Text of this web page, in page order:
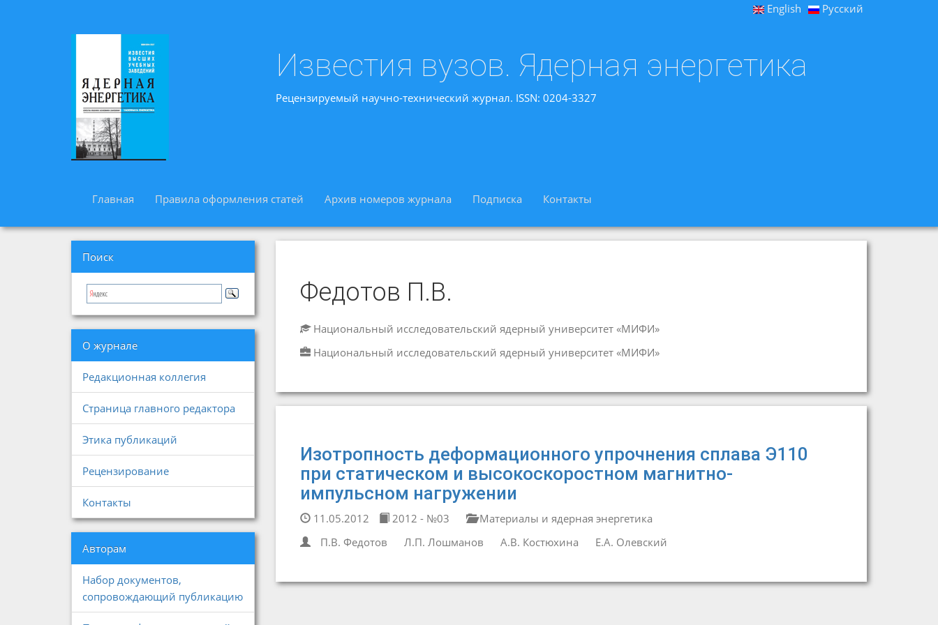
English Русский
Известия вузов. Ядерная энергетика
Рецензируемый научно-технический журнал. ISSN: 0204-3327
Главная Правила оформления статей Архив номеров журнала Подписка Контакты
Поиск
О журнале
Редакционная коллегия
Страница главного редактора
Этика публикаций
Рецензирование
Контакты
Авторам
Набор документов,
сопровождающий публикацию
Федотов П.В.
Национальный исследовательский ядерный университет «МИФИ»
Национальный исследовательский ядерный университет «МИФИ»
Изотропность деформационного упрочнения сплава Э110
при статическом и высокоскоростном магнитно-
импульсном нагружении
11.05.2012 2012 - №03
Материалы и ядерная энергетика
П.В. Федотов
Л.П. Лошманов А.В. Костюхина Е.А. Олевский